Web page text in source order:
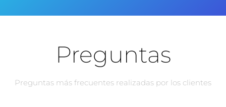
Preguntas
Preguntas más frecuentes realizadas por los clientes